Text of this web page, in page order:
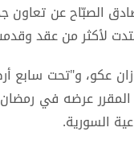
الصبّاح عن
لأكثر من عقد
عكو، و"تحت
السورية.